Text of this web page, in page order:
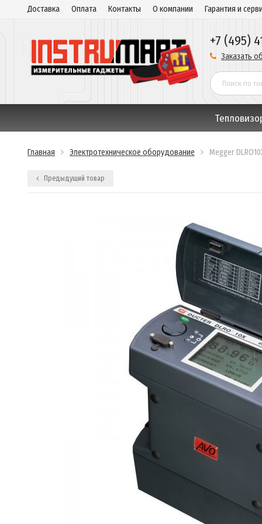
Доставка Оплата Контакты О компании Гарантия и
+7 (495)
Заказать
Главная Электротехническое оборудование Megger
Предыдущий товар